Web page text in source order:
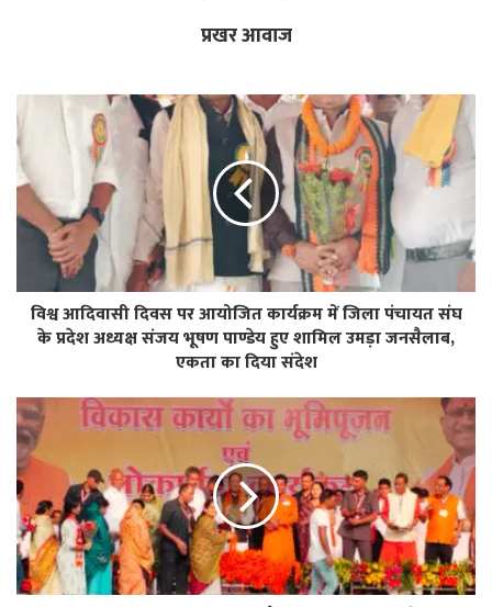
प्रखर आवाज
विश्व आदिवासी दिवस पर आयोजित कार्यक्रम में जिला पंचायत संघ
के प्रदेश अध्यक्ष संजय भूषण पाण्डेय हुए शामिल उमड़ा जनसैलाब,
एकता का दिया संदेश